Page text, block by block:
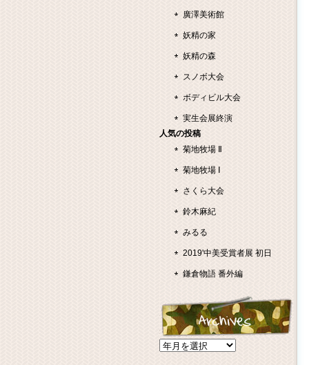
廣澤美術館
妖精の家
妖精の森
スノボ大会
ボディビル大会
実生会展終演
人気の投稿
菊地牧場 Ⅱ
菊地牧場 Ⅰ
さくら大会
鈴木麻紀
みるる
2019'中美受賞者展 初日
鎌倉物語 番外編